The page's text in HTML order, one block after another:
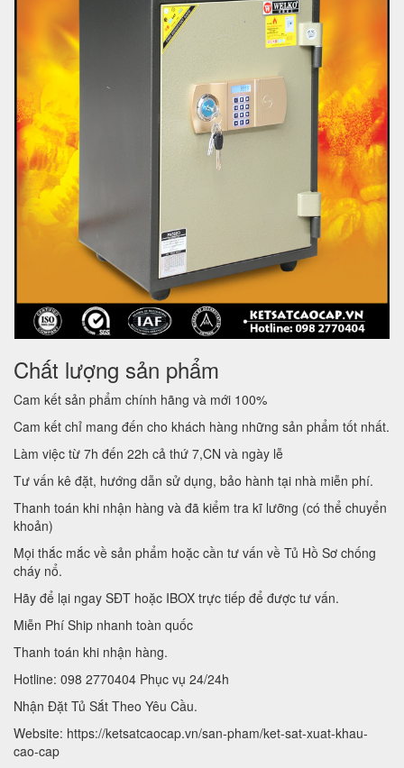
Chất lượng sản phẩm
Cam kết sản phẩm chính hãng và mới 100%
Cam kết chỉ mang đến cho khách hàng những sản phẩm tốt nhất.
Làm việc từ 7h đến 22h cả thứ 7,CN và ngày lễ
Tư vấn kê đặt, hướng dẫn sử dụng, bảo hành tại nhà miễn phí.
Thanh toán khi nhận hàng và đã kiểm tra kĩ lưỡng (có thể chuyển
khoản)
Mọi thắc mắc về sản phẩm hoặc cần tư vấn về Tủ Hồ Sơ chống
cháy nổ.
Hãy để lại ngay SĐT hoặc IBOX trực tiếp để được tư vấn.
Miễn Phí Ship nhanh toàn quốc
Thanh toán khi nhận hàng.
Hotline: 098 2770404 Phục vụ 24/24h
Nhận Đặt Tủ Sắt Theo Yêu Cầu.
Website: https://ketsatcaocap.vn/san-pham/ket-sat-xuat-khau-
cao-cap